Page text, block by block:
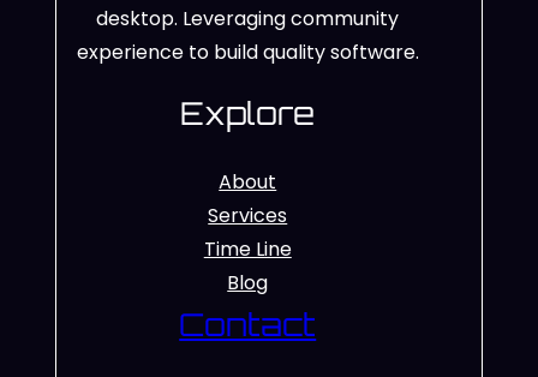
desktop. Leveraging community
experience to build quality software.
Explore
About
Services
Time Line
Blog
Contact